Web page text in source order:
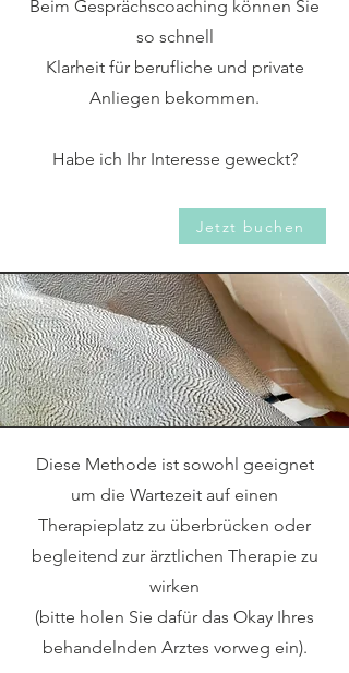
Beim Gesprächscoaching können Sie
so schnell
Klarheit für berufliche und private
Anliegen bekommen.
Habe ich Ihr Interesse geweckt?
Jetzt buchen
Diese Methode ist sowohl geeignet
um die Wartezeit auf einen
Therapieplatz zu überbrücken oder
begleitend zur ärztlichen Therapie zu
wirken
(bitte holen Sie dafür das Okay Ihres
behandelnden Arztes vorweg ein).